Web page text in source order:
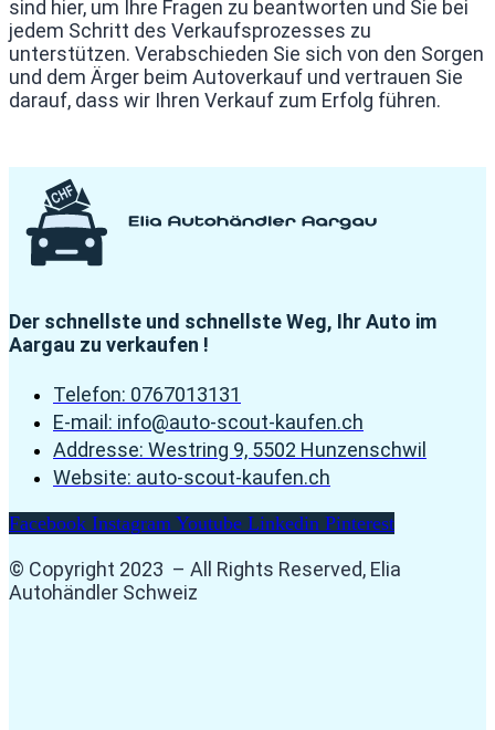
sind hier, um Ihre Fragen zu beantworten und Sie bei
jedem Schritt des Verkaufsprozesses zu
unterstützen. Verabschieden Sie sich von den Sorgen
und dem Ärger beim Autoverkauf und vertrauen Sie
darauf, dass wir Ihren Verkauf zum Erfolg führen.
Der schnellste und schnellste Weg, Ihr Auto im
Aargau zu verkaufen !
Telefon: 0767013131
E-mail: info@auto-scout-kaufen.ch
Addresse: Westring 9, 5502 Hunzenschwil
Website: auto-scout-kaufen.ch
Facebook Instagram Youtube Linkedin Pinterest
© Copyright 2023 – All Rights Reserved, Elia
Autohändler Schweiz